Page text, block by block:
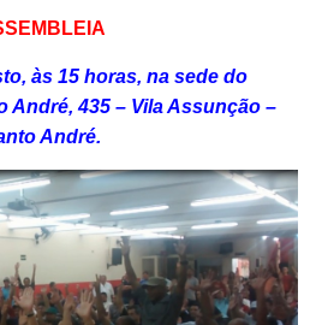
às 15 horas, na sede do
André, 435 – Vila Assunção –
André.